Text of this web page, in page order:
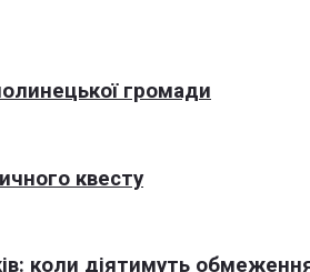
громади
квесту
коли діятимуть